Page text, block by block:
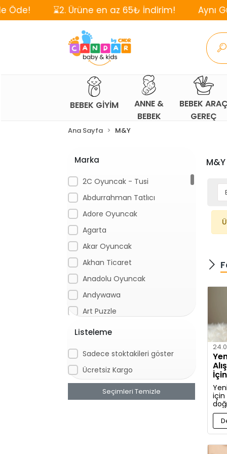
⌛2. Ürüne en az 65₺ İndirim! Aynı Gün,
BEBEK GİYİM
ANNE &
BEBEK
BEBEK ARAÇ
GEREÇ
Ana Sayfa M&Y
Marka
2C Oyuncak - Tusi
Abdurrahman Tatlıcı
Adore Oyuncak
Agarta
Akar Oyuncak
Akhan Ticaret
Anadolu Oyuncak
Andywawa
Art Puzzle
Artı
Asya Oyuncak
Aya Toys
Aydede Oyuncak
Listeleme
Sadece stoktakileri göster
Ücretsiz Kargo
Seçimleri Temizle
M&Y
için
ve